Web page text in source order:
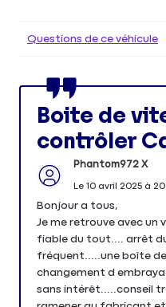
Questions de ce véhicule
Boite de
contrôler
Phantom972 X
Le 10 avril 2025à
Bonjour a tous,
Je me retrouve avec un
fiable du tout.... arrêt
fréquent.....une boîte
changement d
sans intérêt.....conseil